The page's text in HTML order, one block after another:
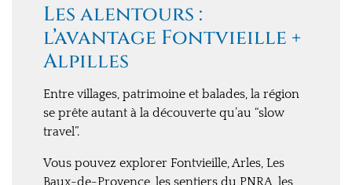
Les alentours :
l’avantage Fontvieille +
Alpilles
Entre villages, patrimoine et balades, la région
se prête autant à la découverte qu’au “slow
travel”.
Vous pouvez explorer Fontvieille, Arles, Les
Baux-de-Provence, les sentiers du PNRA, les